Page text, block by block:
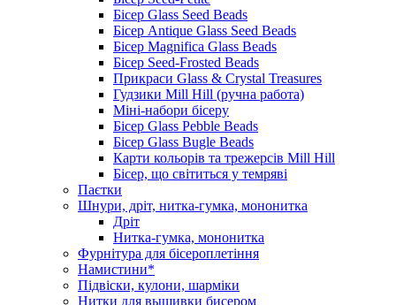
Бісер Glass Seed Beads
Бісер Antique Glass Seed Beads
Бісер Magnifica Glass Beads
Бісер Seed-Frosted Beads
Прикраси Glass & Crystal Treasures
Гудзики Mill Hill (ручна работа)
Міні-набори бісеру
Бісер Glass Pebble Beads
Бісер Glass Bugle Beads
Карти кольорів та трежерсів Mill Hill
Бісер, що світиться у темряві
Паєтки
Шнури, дріт, нитка-гумка, мононитка
Дріт
Нитка-гумка, мононитка
Фурнітура для бісероплетіння
Намистини*
Підвіски, кулони, шарміки
Нитки для вышивки бисером